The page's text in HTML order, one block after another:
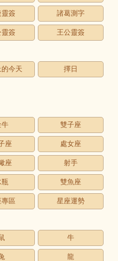
靈簽 諸葛測字
簽 王公靈簽
今天 擇日
牛 雙子座
座 處女座
座 射手
瓶 雙魚座
區 星座運勢
牛
龍